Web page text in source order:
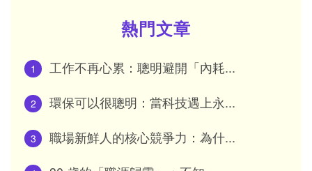
熱門文章
1 工作不再心累：聰明避開「內耗...
2 環保可以很聰明：當科技遇上永...
3 職場新鮮人的核心競爭力：為什...